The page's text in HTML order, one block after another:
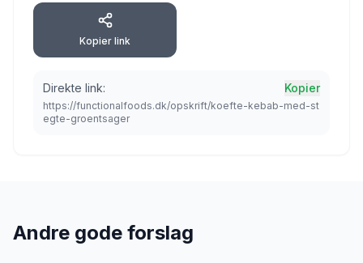
Kopier link
Direkte link: Kopier
https://functionalfoods.dk/opskrift/koefte-kebab-med-st
egte-groentsager
Andre gode forslag